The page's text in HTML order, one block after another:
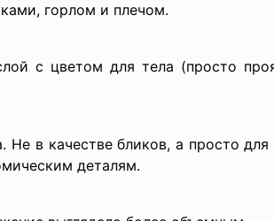
горлом и плечом.
с цветом для тела (просто
в качестве бликов, а просто для
деталям.